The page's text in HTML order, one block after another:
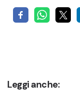
Leggi anche: